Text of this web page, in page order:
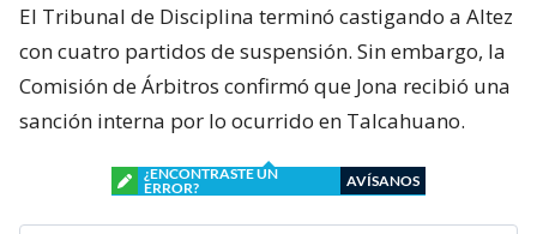
El Tribunal de Disciplina terminó castigando a Altez
con cuatro partidos de suspensión. Sin embargo, la
Comisión de Árbitros confirmó que Jona recibió una
sanción interna por lo ocurrido en Talcahuano.
¿ENCONTRASTE UN
ERROR?
AVÍSANOS